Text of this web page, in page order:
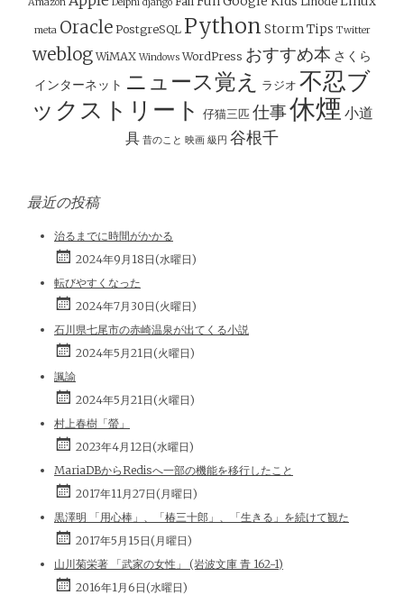
Amazon Delphi django
meta Oracle PostgreSQL Python StormTips Twitter
weblog WiMAX Windows WordPress おすすめ本 さくら
インターネット ニュース覚え ラジオ 不忍ブ
ックストリート
仔猫三匹 仕事休煙 小道
具 昔のこと 映画 級円 谷根千
最近の投稿
治るまでに時間がかかる
2024年9月18日(水曜日)
転びやすくなった
2024年7月30日(火曜日)
石川県七尾市の赤崎温泉が出てくる小説
2024年5月21日(火曜日)
諷諭
2024年5月21日(火曜日)
村上春樹「螢」
2023年4月12日(水曜日)
MariaDBからRedisへ一部の機能を移行したこと
2017年11月27日(月曜日)
黒澤明 「用心棒」、「椿三十郎」、「生きる」を続けて観た
2017年5月15日(月曜日)
山川菊栄著 「武家の女性」 (岩波文庫 青 162-1)
2016年1月6日(水曜日)